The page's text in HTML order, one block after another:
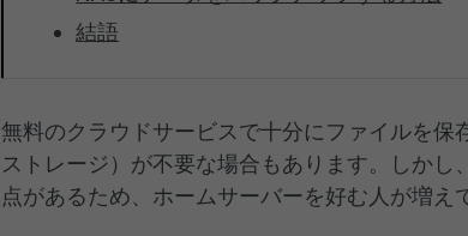
結語
無料のクラウドサービスで十分にファイルを保
ストレージ）が不要な場合もあります。しか
点があるため、ホームサーバーを好む人が増え